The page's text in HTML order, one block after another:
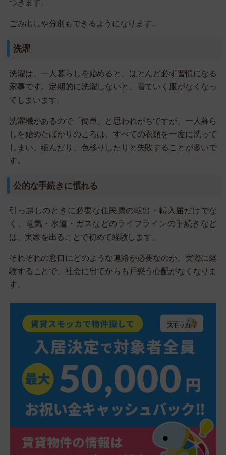
つきます。
ごみ出しや分別もできるようになります。
洗濯
洗濯は、一人暮らしを始めると、ほとんど必ず習慣になる
家事です。定期的に洗濯しないと、着ていく服がなくなっ
てしまいます。
洗濯機があるので「簡単」と思われがちですが、一人暮ら
しを始めたばかりのころは、すべての衣類を一度に洗って
しまい、縮んだり、色移りしたりと失敗することが多いで
す。
公的な手続きに慣れる
引っ越しのときに必要な住民票の転出・転入届だけでな
く、電気・水道・ガスなどのライフラインの手続きなど
は、実家を出ることで初めて経験します。
それぞれの窓口にどのような連絡が必要なのか、実際に経
験することで、社会に出てからも戸惑う心配がなくなりま
す。